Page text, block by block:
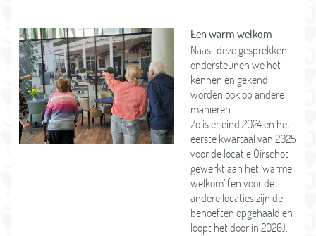
Een warm welkom
Naast deze gesprekken
ondersteunen we het
kennen en gekend
worden ook op andere
manieren.
Zo is er eind 2024 en het
eerste kwartaal van 2025
voor de locatie Oirschot
gewerkt aan het ‘warme
welkom’ (en voor de
andere locaties zijn de
behoeften opgehaald en
loopt het door in 2026).